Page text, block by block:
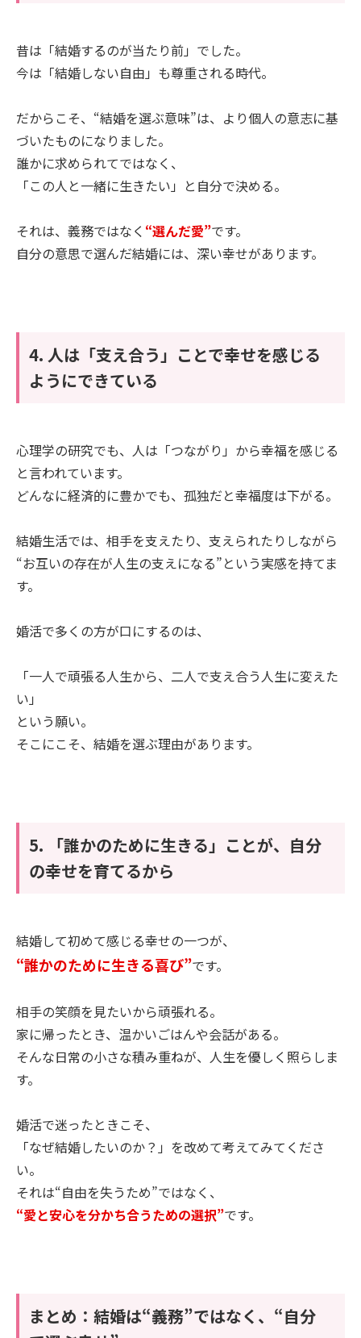
昔は「結婚するのが当たり前」でした。
今は「結婚しない自由」も尊重される時代。
だからこそ、“結婚を選ぶ意味”は、より個人の意志に基
づいたものになりました。
誰かに求められてではなく、
「この人と一緒に生きたい」と自分で決める。
それは、義務ではなく “選んだ愛”です。
自分の意思で選んだ結婚には、深い幸せがあります。
4. 人は「支え合う」ことで幸せを感じる
ようにできている
心理学の研究でも、人は「つながり」から幸福を感じる
と言われています。
どんなに経済的に豊かでも、孤独だと幸福度は下がる。
結婚生活では、相手を支えたり、支えられたりしながら
“お互いの存在が人生の支えになる”という実感を持てま
す。
婚活で多くの方が口にするのは、
「一人で頑張る人生から、二人で支え合う人生に変えた
い」
という願い。
そこにこそ、結婚を選ぶ理由があります。
5. 「誰かのために生きる」ことが、自分
の幸せを育てるから
結婚して初めて感じる幸せの一つが、
“誰かのために生きる喜び”です。
相手の笑顔を見たいから頑張れる。
家に帰ったとき、温かいごはんや会話がある。
そんな日常の小さな積み重ねが、人生を優しく照らしま
す。
婚活で迷ったときこそ、
「なぜ結婚したいのか？」を改めて考えてみてくださ
い。
それは“自由を失うため”ではなく、
“愛と安心を分かち合うための選択”です。
まとめ：結婚は“義務”ではなく、“自分